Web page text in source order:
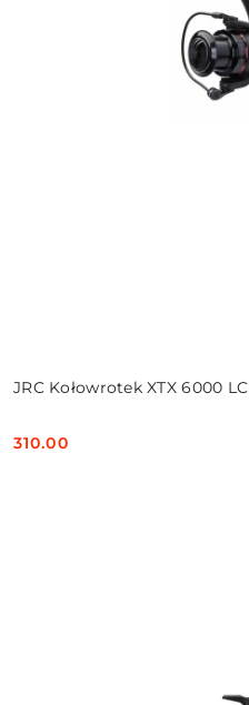
JRC Kołowrotek XTX 6000 LC
Cena:
310.00